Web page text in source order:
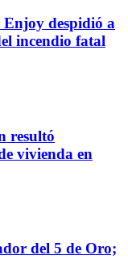
despidió a
incendio fatal
resultó
vivienda en
del 5 de Oro;